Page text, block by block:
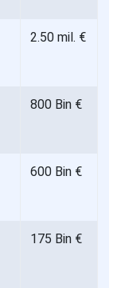
2.50 mil. €
800 Bin €
600 Bin €
175 Bin €